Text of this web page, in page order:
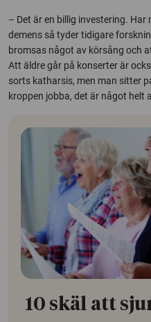
– Det är en billig investering.
demens så tyder tidigare
bromsas något av körsång och
Att äldre går på konserter är
sorts katharsis, men man sitter
kroppen jobba, det är något helt
10 skäl att